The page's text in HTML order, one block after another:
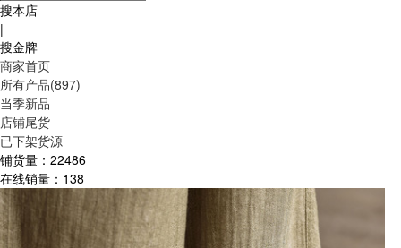
搜本店
|
搜金牌
商家首页
所有产品(897)
当季新品
店铺尾货
已下架货源
铺货量： 22486
在线销量： 138